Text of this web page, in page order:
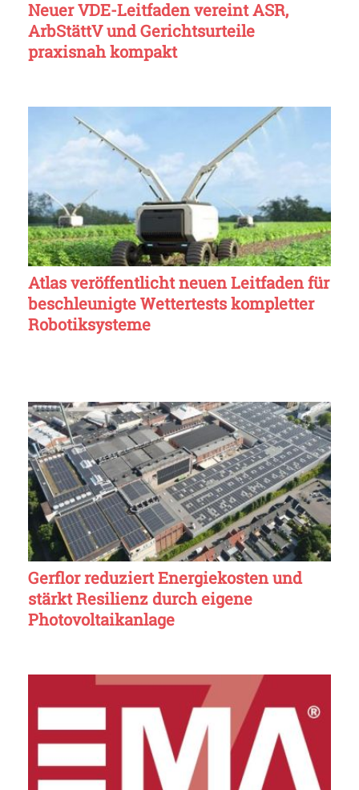
Neuer VDE-Leitfaden vereint ASR,
ArbStättV und Gerichtsurteile
praxisnah kompakt
Atlas veröffentlicht neuen Leitfaden für
beschleunigte Wettertests kompletter
Robotiksysteme
Gerflor reduziert Energiekosten und
stärkt Resilienz durch eigene
Photovoltaikanlage